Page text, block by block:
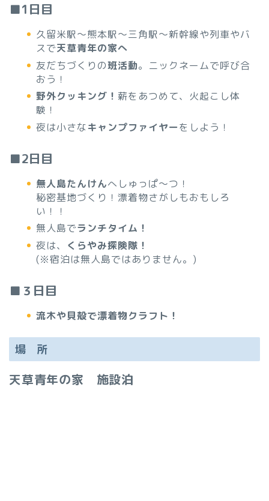
■1日目
久留米駅～熊本駅～三角駅～新幹線や列車やバ
スで天草青年の家へ
友だちづくりの班活動。ニックネームで呼び合
おう！
野外クッキング！ 薪をあつめて、火起こし体
験！
夜は小さなキャンプファイヤーをしよう！
■2日目
無人島たんけんへしゅっぱ～つ！
秘密基地づくり！漂着物さがしもおもしろ
い！！
無人島でランチタイム！
夜は、 くらやみ探険隊！
(※宿泊は無人島ではありません。)
■３日目
流木や貝殻で漂着物クラフト！
場 所
天草青年の家 施設泊